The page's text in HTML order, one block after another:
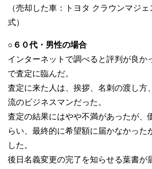
（売却した車：トヨタ クラウンマジ
式）
○６０代・男性の場合
インターネットで調べると評判が良か
で査定に臨んだ。
査定に来た人は、挨拶、名刺の渡し方
流のビジネスマンだった。
査定の結果にはやや不満があったが、
らい、最終的に希望額に届かなかった
した。
後日名義変更の完了を知らせる葉書が